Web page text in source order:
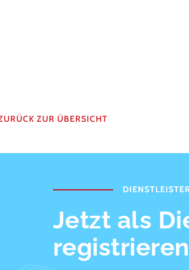
ZUR ÜBERSICHT
Jetzt als
registrieren